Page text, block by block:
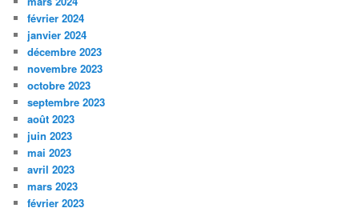
février 2024
janvier 2024
décembre 2023
novembre 2023
octobre 2023
septembre 2023
août 2023
juin 2023
mai 2023
avril 2023
mars 2023
février 2023